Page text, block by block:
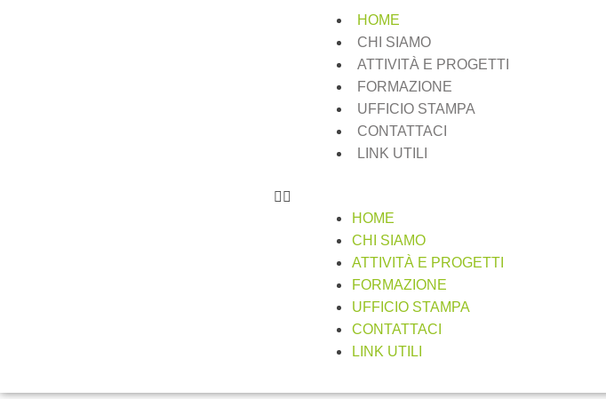
HOME
CHI SIAMO
ATTIVITÀ E PROGETTI
FORMAZIONE
UFFICIO STAMPA
CONTATTACI
LINK UTILI
HOME
CHI SIAMO
ATTIVITÀ E PROGETTI
FORMAZIONE
UFFICIO STAMPA
CONTATTACI
LINK UTILI